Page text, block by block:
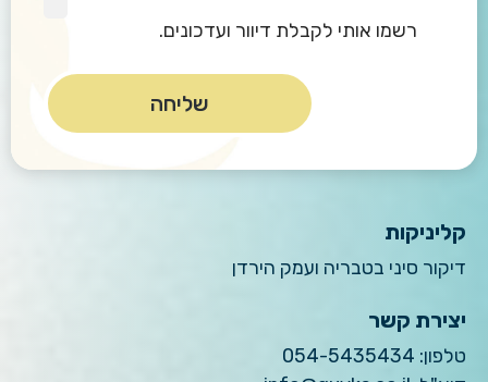
רשמו אותי לקבלת דיוור ועדכונים.
קליניקות
דיקור סיני בטבריה ועמק הירדן
יצירת קשר
טלפון: 054-5435434